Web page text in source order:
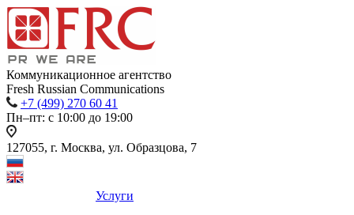
Коммуникационное агентство
Fresh Russian Communications
+7 (499) 270 60 41
Пн–пт: с 10:00 до 19:00
127055, г. Москва, ул. Образцова, 7
Услуги